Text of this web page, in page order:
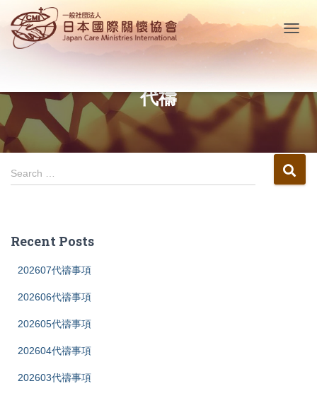
代禱
S
e
h
Search …
Recent Posts
202607代禱事項
202606代禱事項
202605代禱事項
202604代禱事項
202603代禱事項